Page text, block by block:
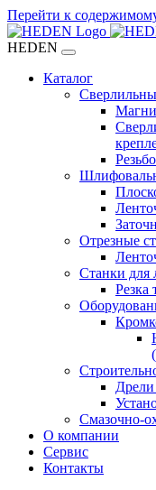
Перейти к
HEDEN
Каталог
Отрезные
Станки для
Резка
Дрели
Смазочно-
О компании
Сервис
Контакты